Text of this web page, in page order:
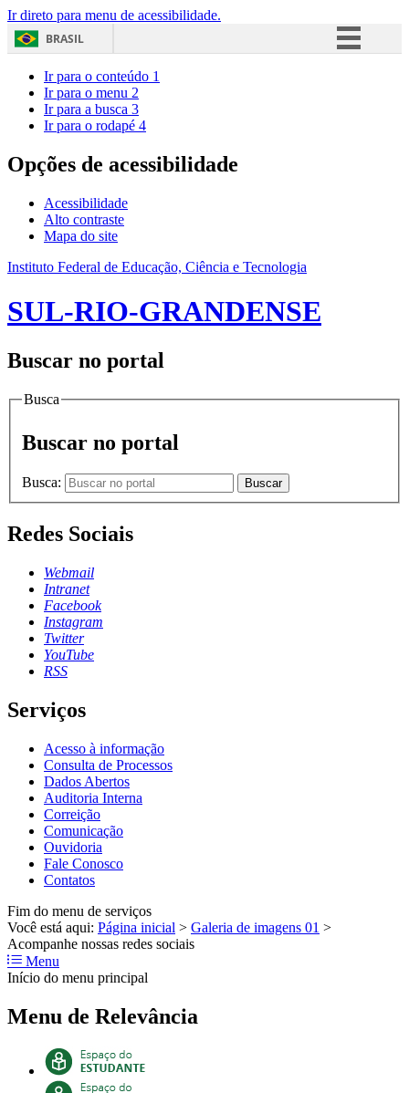
Ir direto para menu de acessibilidade.
BRASIL
Acesso à informação
Ir para o conteúdo 1
Ir para o menu 2
Ir para a busca 3
Ir para o rodapé 4
Opções de acessibilidade
Acessibilidade
Alto contraste
Mapa do site
Instituto Federal de Educação, Ciência e Tecnologia
SUL-RIO-GRANDENSE
Buscar no portal
Busca
Buscar no portal
Busca: Buscar
Redes Sociais
Webmail
Intranet
Facebook
Instagram
Twitter
YouTube
RSS
Serviços
Acesso à informação
Consulta de Processos
Dados Abertos
Auditoria Interna
Correição
Comunicação
Ouvidoria
Fale Conosco
Contatos
Fim do menu de serviços
Você está aqui: Página inicial > Galeria de imagens 01 >
Acompanhe nossas redes sociais
Menu
Início do menu principal
Menu de Relevância